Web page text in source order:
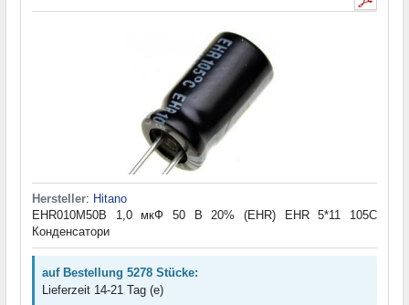
Hersteller: Hitano
EHR010M50B 1,0 мкФ 50 В 20% (EHR) EHR 5*11 105C
Конденсатори
auf Bestellung 5278 Stücke:
Lieferzeit 14-21 Tag (e)